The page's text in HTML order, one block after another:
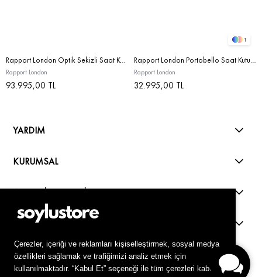
Çerezler, içeriği ve reklamları kişiselleştirmek, sosyal medya
özellikleri sağlamak ve trafiğimizi analiz etmek için
kullanılmaktadır. “Kabul Et” seçeneği ile tüm çerezleri kabul
Rapport London Optik Sekizli Saat Kutusu Carbon Fibre
Rapport London
93.995,00 TL
1
Rapport London Portobello Saat Kutusu Pink
Rapport London
32.995,00 TL
YARDIM
KURUMSAL
ALIŞVERİŞ REHBERİ
KVKK Live Support